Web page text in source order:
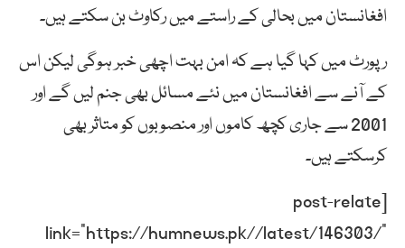
افغانستان میں بحالی کے راستے میں رکاوٹ بن سکتے ہیں۔
رپورٹ میں کہا گیا ہے کہ امن بہت اچھی خبر ہوگی لیکن اس
کے آنے سے افغانستان میں نئے مسائل بھی جنم لیں گے اور
2001 سے جاری کچھ کاموں اور منصوبوں کو متاثر بھی
کرسکتے ہیں۔
[post-relate
link=”https://humnews.pk//latest/146303/”